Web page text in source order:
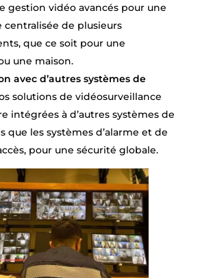
gestion vidéo avancés pour une
centralisée de plusieurs
que ce soit pour une
une maison.
avec d’autres systèmes de
solutions de vidéosurveillance
intégrées à d’autres systèmes de
que les systèmes d’alarme et de
pour une sécurité globale.